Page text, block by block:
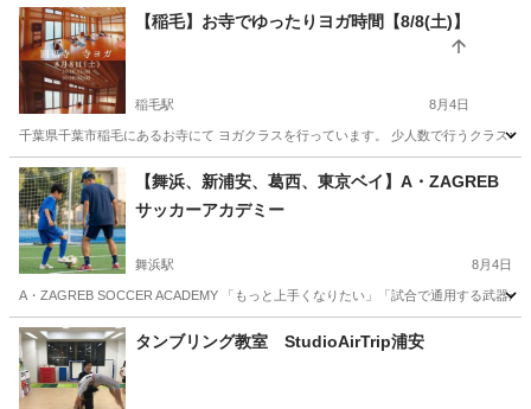
千葉 我孫子市 新木駅 その他 筋トレ
【稲毛】お寺でゆったりヨガ時間【8/8(土)】
稲毛駅 8月4日
千葉県千葉市稲毛にあるお寺にて ヨガクラスを行っています。 少人数で行うクラ
千葉 千葉市 稲毛駅 ヨガ お寺
【舞浜、新浦安、葛西、東京ベイ】A・ZAGREB
サッカーアカデミー
舞浜駅 8月4日
A・ZAGREB SOCCER ACADEMY 「もっと上手くなりたい」「試合で通用する武器
千葉 浦安市 舞浜駅 サッカー
タンブリング教室 StudioAirTrip浦安